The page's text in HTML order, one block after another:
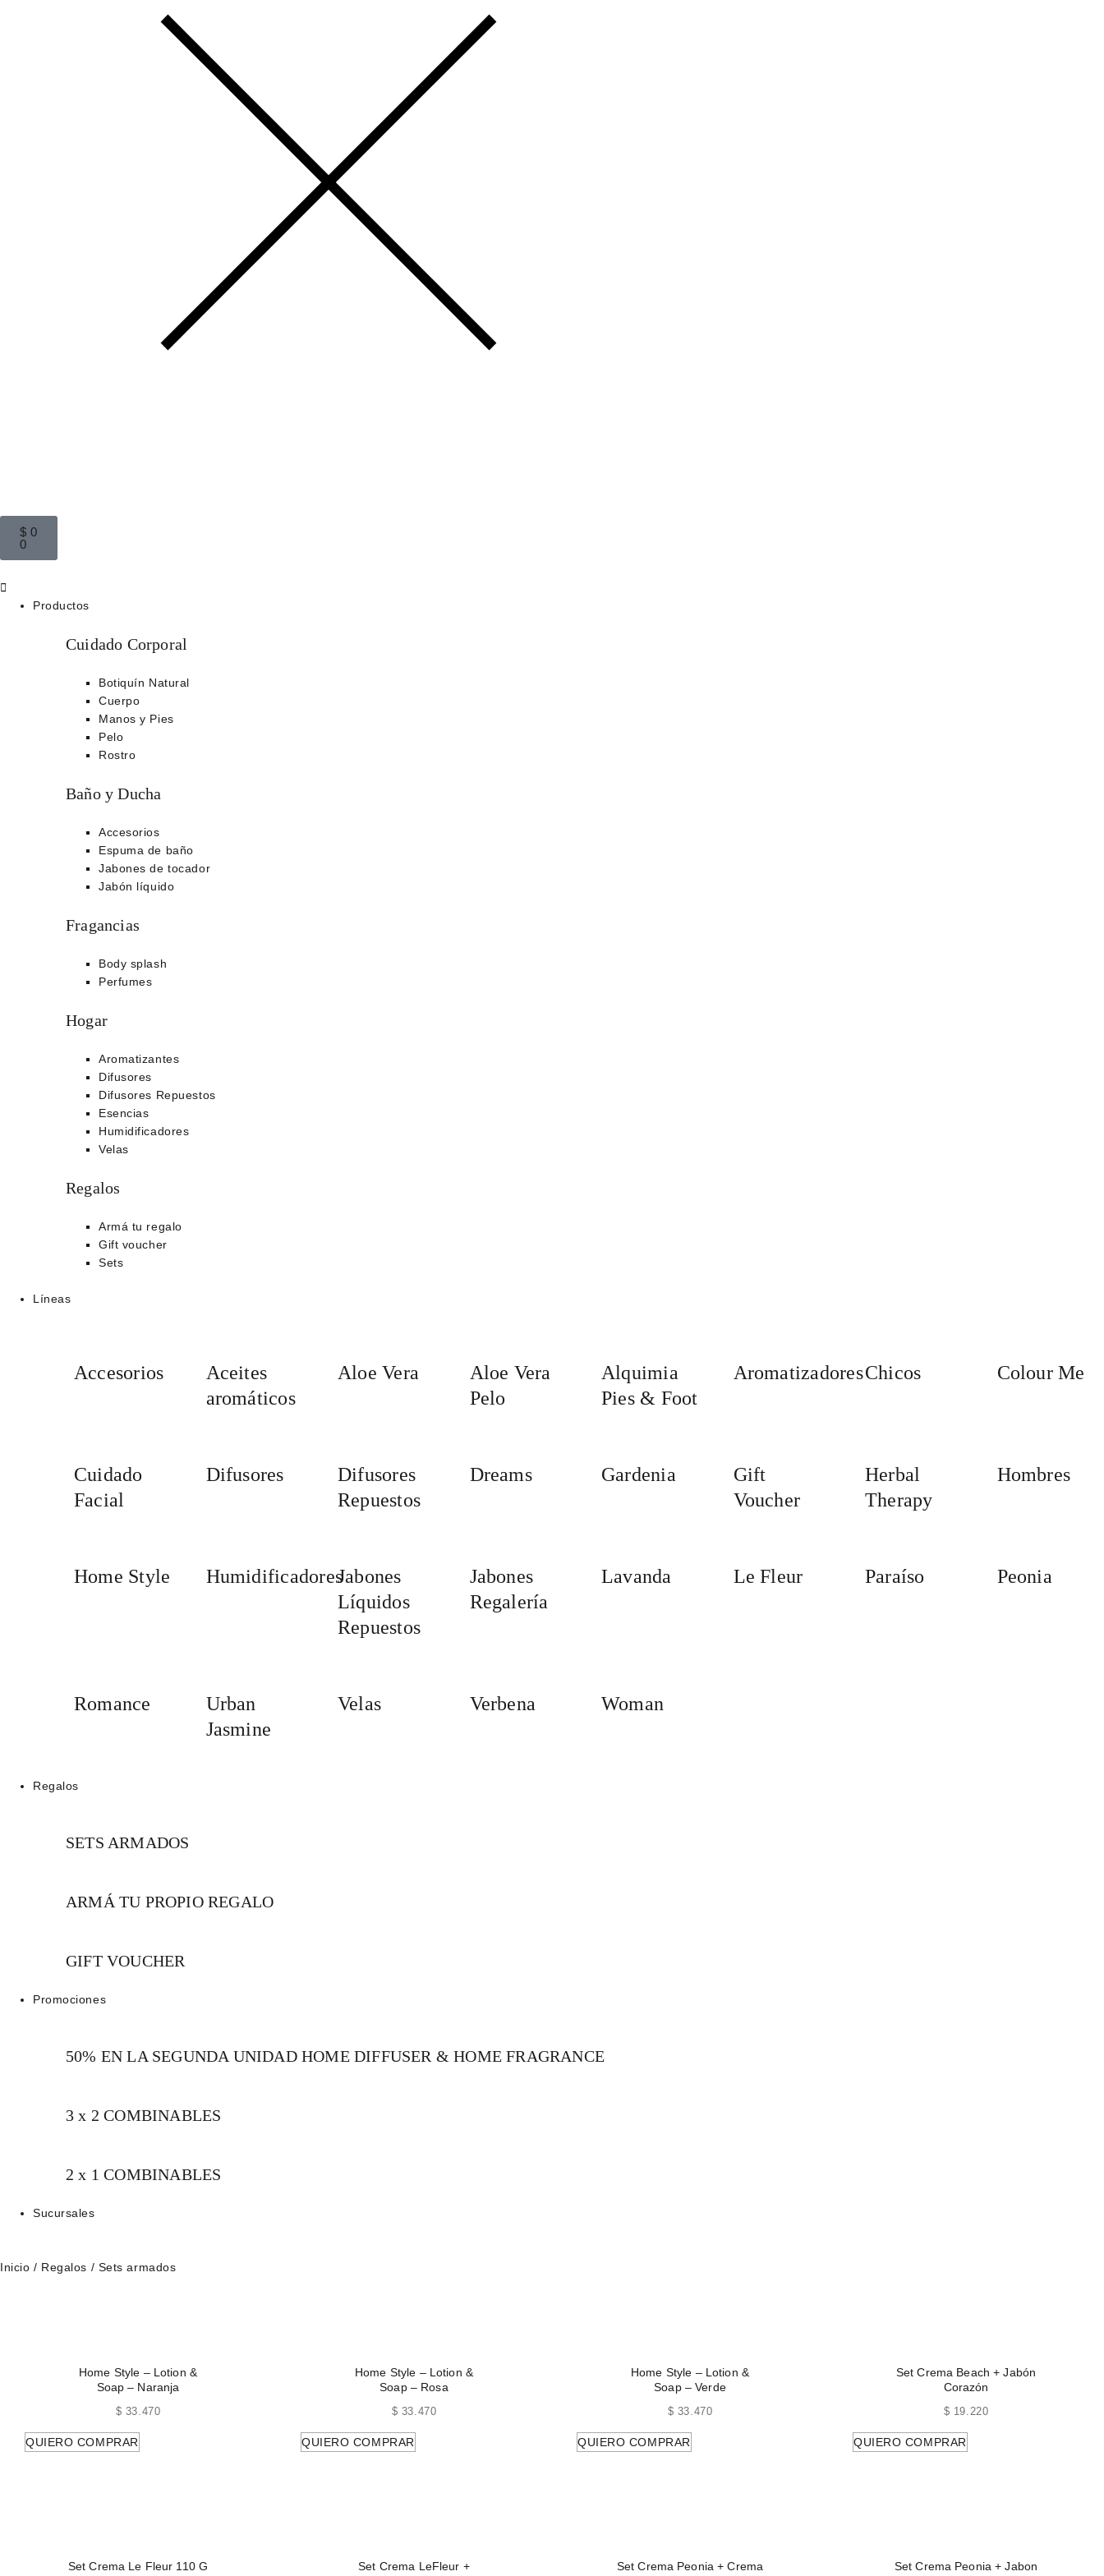
$ 0
0
Productos
Cuidado Corporal
Botiquín Natural
Cuerpo
Manos y Pies
Pelo
Rostro
Baño y Ducha
Accesorios
Espuma de baño
Jabones de tocador
Jabón líquido
Fragancias
Body splash
Perfumes
Hogar
Aromatizantes
Difusores
Difusores Repuestos
Esencias
Humidificadores
Velas
Regalos
Armá tu regalo
Gift voucher
Sets
Líneas
Accesorios
Aceites
aromáticos
Aloe Vera
Aloe Vera
Pelo
Alquimia
Pies & Foot
AromatizadoresChicos Colour Me
Cuidado
Facial
Difusores
Difusores
Repuestos
Dreams Gardenia
Gift
Voucher
Herbal
Therapy
Hombres
Home Style HumidificadoresJabones
Líquidos
Repuestos
Jabones
Regalería
Lavanda Le Fleur Paraíso Peonia
Romance
Urban
Jasmine
Velas Verbena Woman
Regalos
SETS ARMADOS
ARMÁ TU PROPIO REGALO
GIFT VOUCHER
Promociones
50% EN LA SEGUNDA UNIDAD HOME DIFFUSER & HOME FRAGRANCE
3 x 2 COMBINABLES
2 x 1 COMBINABLES
Sucursales
Inicio / Regalos / Sets armados
Home Style – Lotion &
Soap – Naranja
$ 33.470
QUIERO COMPRAR
Home Style – Lotion &
Soap – Rosa
$ 33.470
QUIERO COMPRAR
Home Style – Lotion &
Soap – Verde
$ 33.470
QUIERO COMPRAR
Set Crema Beach + Jabón
Corazón
$ 19.220
QUIERO COMPRAR
Set Crema Le Fleur 110 G
Set Crema LeFleur +
Set Crema Peonia + Crema
Set Crema Peonia + Jabon